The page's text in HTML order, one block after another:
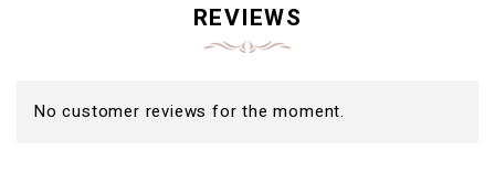
REVIEWS
No customer reviews for the moment.